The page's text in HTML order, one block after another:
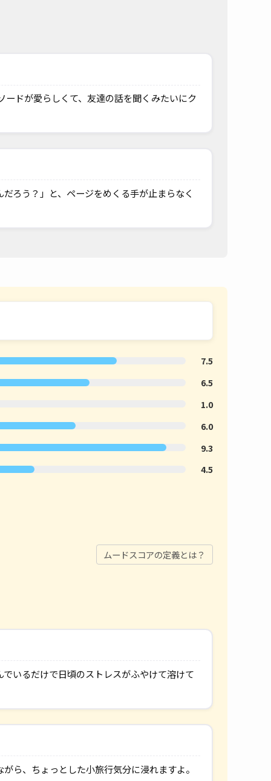
ドが愛らしくて、友達の話を聞くみたいにク
ろう？」と、ページをめくる手が止まらなく
7.5
6.5
1.0
6.0
9.3
4.5
ムードスコアの定義とは？
いるだけで日頃のストレスがふやけて溶けて
ら、ちょっとした小旅行気分に浸れますよ。